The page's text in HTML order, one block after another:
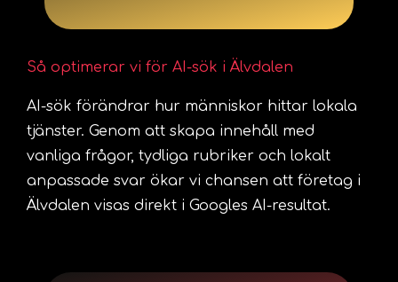
Så optimerar vi för AI-sök i Älvdalen
AI-sök förändrar hur människor hittar lokala
tjänster. Genom att skapa innehåll med
vanliga frågor, tydliga rubriker och lokalt
anpassade svar ökar vi chansen att företag i
Älvdalen visas direkt i Googles AI-resultat.